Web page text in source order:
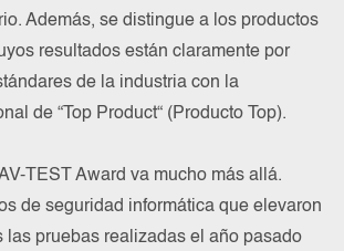
Además, se distingue a los productos
resultados están claramente por
de la industria con la
de “Top Product“ (Producto Top).
TEST Award va mucho más allá.
de seguridad informática que elevaron
las pruebas realizadas el año pasado